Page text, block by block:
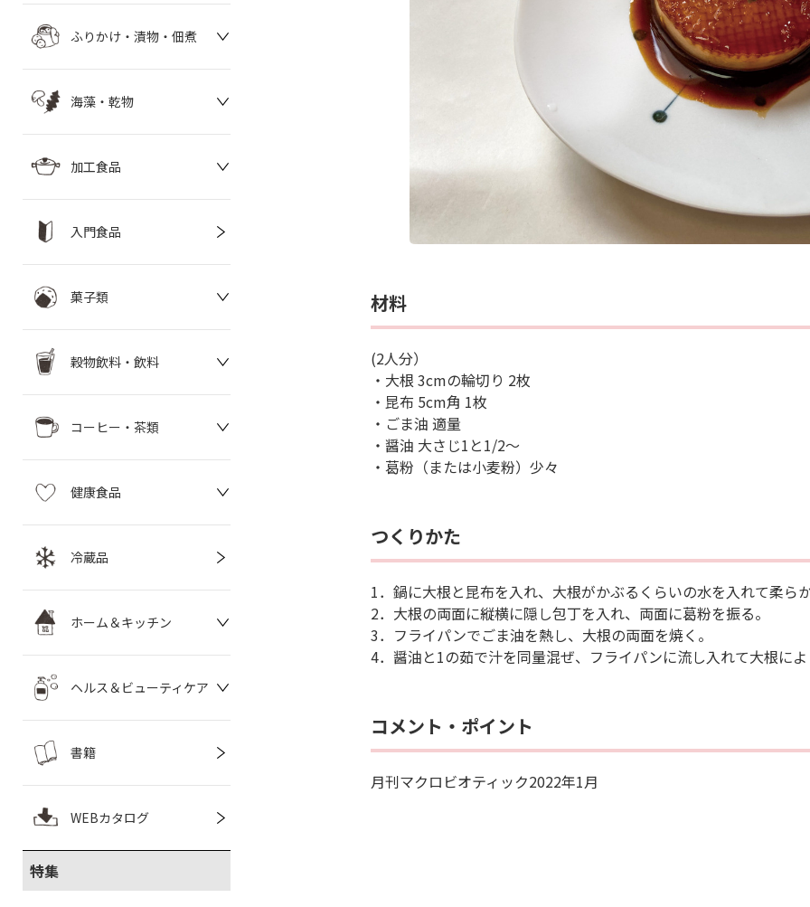
ふりかけ・漬物・佃煮
海藻・乾物
加工食品
入門食品
菓子類
穀物飲料・飲料
コーヒー・茶類
健康食品
冷蔵品
ホーム＆キッチン
ヘルス＆ビューティケア
書籍
WEBカタログ
特集
材料
(2人分）
・大根 3cmの輪切り 2枚
・昆布 5cm角 1枚
・ごま油 適量
・醤油 大さじ1と1/2～
・葛粉（または小麦粉）少々
つくりかた
1．鍋に大根と昆布を入れ、大根がかぶるくらいの水を入れて柔ら
2．大根の両面に縦横に隠し包丁を入れ、両面に葛粉を振る。
3．フライパンでごま油を熱し、大根の両面を焼く。
4．醤油と1の茹で汁を同量混ぜ、フライパンに流し入れて大根に
コメント・ポイント
月刊マクロビオティック2022年1月